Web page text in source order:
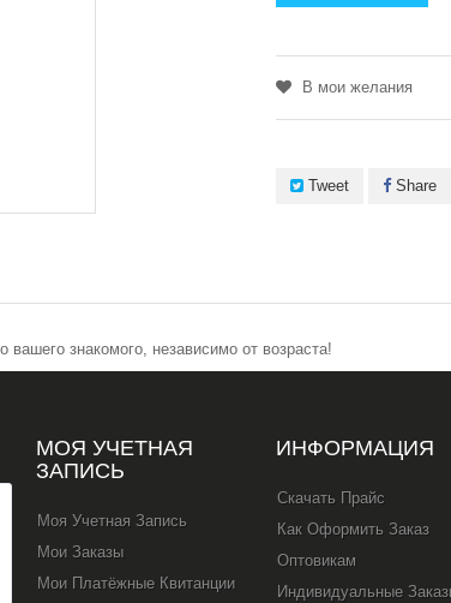
В мои желания
Tweet Share
знакомого, независимо от возраста!
МОЯ УЧЕТНАЯ
ЗАПИСЬ
Моя Учетная Запись
Мои Заказы
Мои Платёжные Квитанции
ИНФОРМАЦИЯ
Скачать Прайс
Как Оформить Заказ
Оптовикам
Индивидуальные